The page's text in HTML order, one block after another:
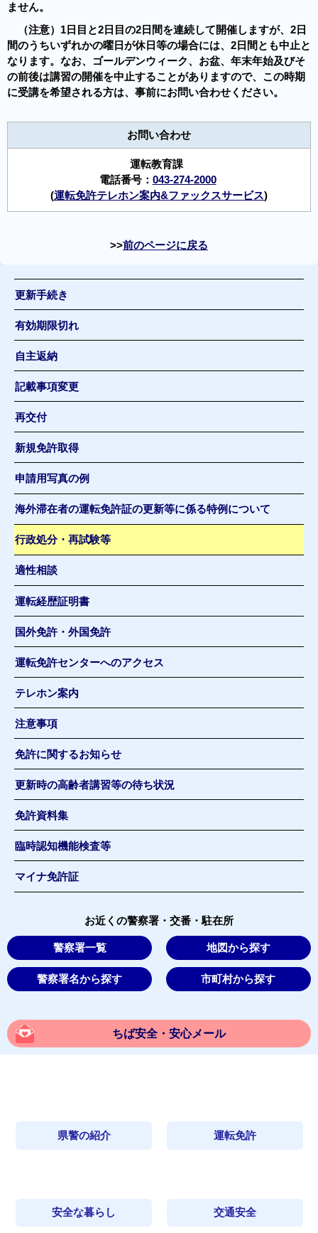
ません。
（注意）1日目と2日目の2日間を連続して開催しますが、2日
間のうちいずれかの曜日が休日等の場合には、2日間とも中止と
なります。なお、ゴールデンウィーク、お盆、年末年始及びそ
の前後は講習の開催を中止することがありますので、この時期
に受講を希望される方は、事前にお問い合わせください。
お問い合わせ
運転教育課
電話番号： 043-274-2000
(運転免許テレホン案内&ファックスサービス)
前のページに戻る
更新手続き
有効期限切れ
自主返納
記載事項変更
再交付
新規免許取得
申請用写真の例
海外滞在者の運転免許証の更新等に係る特例について
行政処分・再試験等
適性相談
運転経歴証明書
国外免許・外国免許
運転免許センターへのアクセス
テレホン案内
注意事項
免許に関するお知らせ
更新時の高齢者講習等の待ち状況
免許資料集
臨時認知機能検査等
マイナ免許証
お近くの警察署・交番・駐在所
警察署一覧 地図から探す
警察署名から探す 市町村から探す
ちば安全・安心メール
県警の紹介 運転免許
安全な暮らし 交通安全